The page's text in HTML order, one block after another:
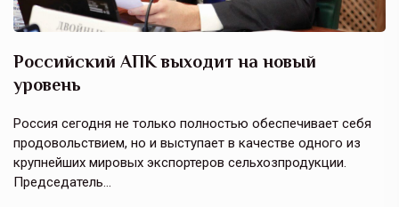
Российский АПК выходит на новый
уровень
Россия сегодня не только полностью обеспечивает себя
продовольствием, но и выступает в качестве одного из
крупнейших мировых экспортеров сельхозпродукции.
Председатель…